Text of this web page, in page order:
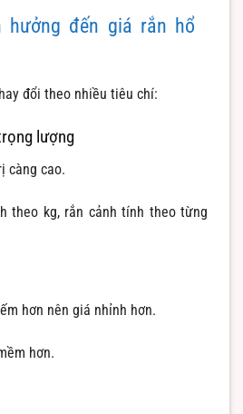
hưởng đến giá rắn hổ
đổi theo nhiều tiêu chí:
lượng
càng cao.
theo kg, rắn cảnh tính theo từng
hơn nên giá nhỉnh hơn.
hơn.